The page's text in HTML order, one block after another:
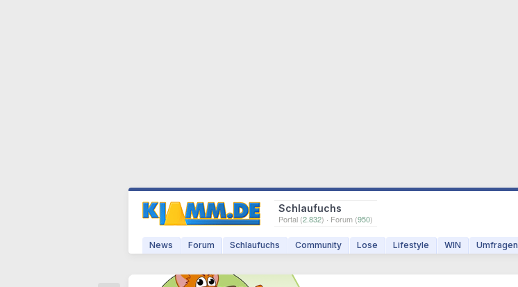
Schlaufuchs
Portal (2.832) · Forum (950)
News Forum Schlaufuchs Community Lose Lifestyle WIN Umfragen